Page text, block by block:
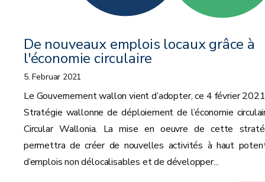
De nouveaux emplois locaux grâce à
l'économie circulaire
5. Februar 2021
Le Gouvernement wallon vient d’adopter, ce 4 février
Stratégie wallonne de déploiement de l’économie
Circular Wallonia. La mise en oeuvre de cette
permettra de créer de nouvelles activités à haut
d’emplois non délocalisables et de développer...